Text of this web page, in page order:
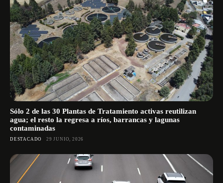
Sólo 2 de las 30 Plantas de Tratamiento activas reutilizan
agua; el resto la regresa a ríos, barrancas y lagunas
contaminadas
DESTACADO 29 JUNIO, 2026